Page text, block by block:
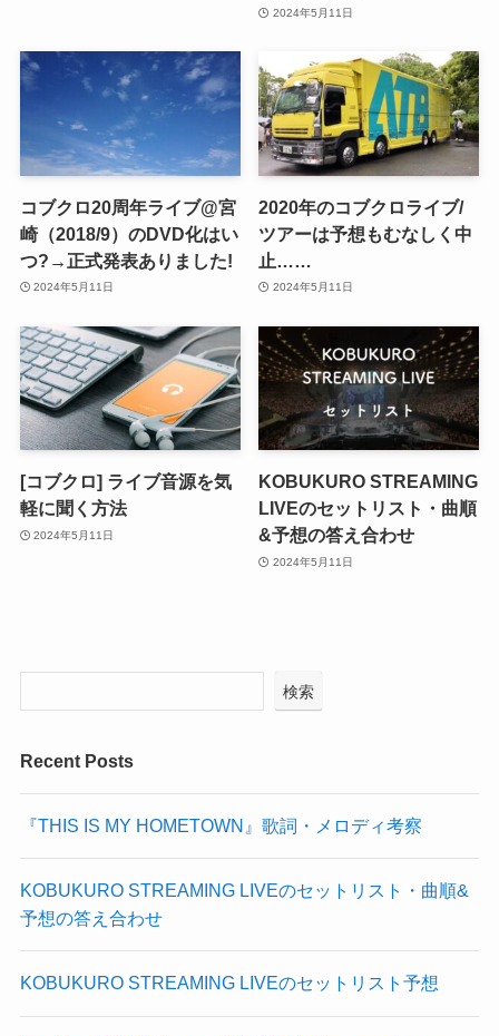
2024年5月11日
コブクロ20周年ライブ@宮
崎（2018/9）のDVD化はい
つ?→正式発表ありました!
2024年5月11日
2020年のコブクロライブ/
ツアーは予想もむなしく中
止……
2024年5月11日
[コブクロ] ライブ音源を気
軽に聞く方法
2024年5月11日
KOBUKURO STREAMING
LIVEのセットリスト・曲順
&予想の答え合わせ
2024年5月11日
検索
Recent Posts
『THIS IS MY HOMETOWN』歌詞・メロディ考察
KOBUKURO STREAMING LIVEのセットリスト・曲順&
予想の答え合わせ
KOBUKURO STREAMING LIVEのセットリスト予想